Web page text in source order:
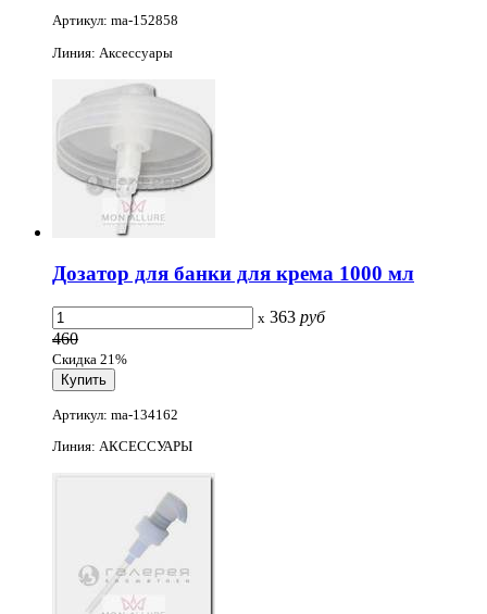
Артикул: ma-152858
Линия: Аксессуары
Дозатор для банки для крема 1000 мл
x 363 руб
460
Скидка 21%
Артикул: ma-134162
Линия: АКСЕССУАРЫ